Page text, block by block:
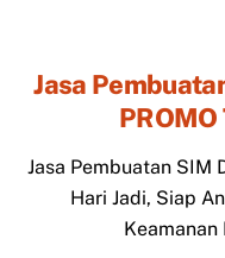
Jasa
Jasa Pembuatan SIM
Hari Jadi, Siap
Keamanan